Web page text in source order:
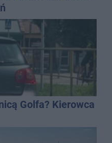
Golfa? Kierowca